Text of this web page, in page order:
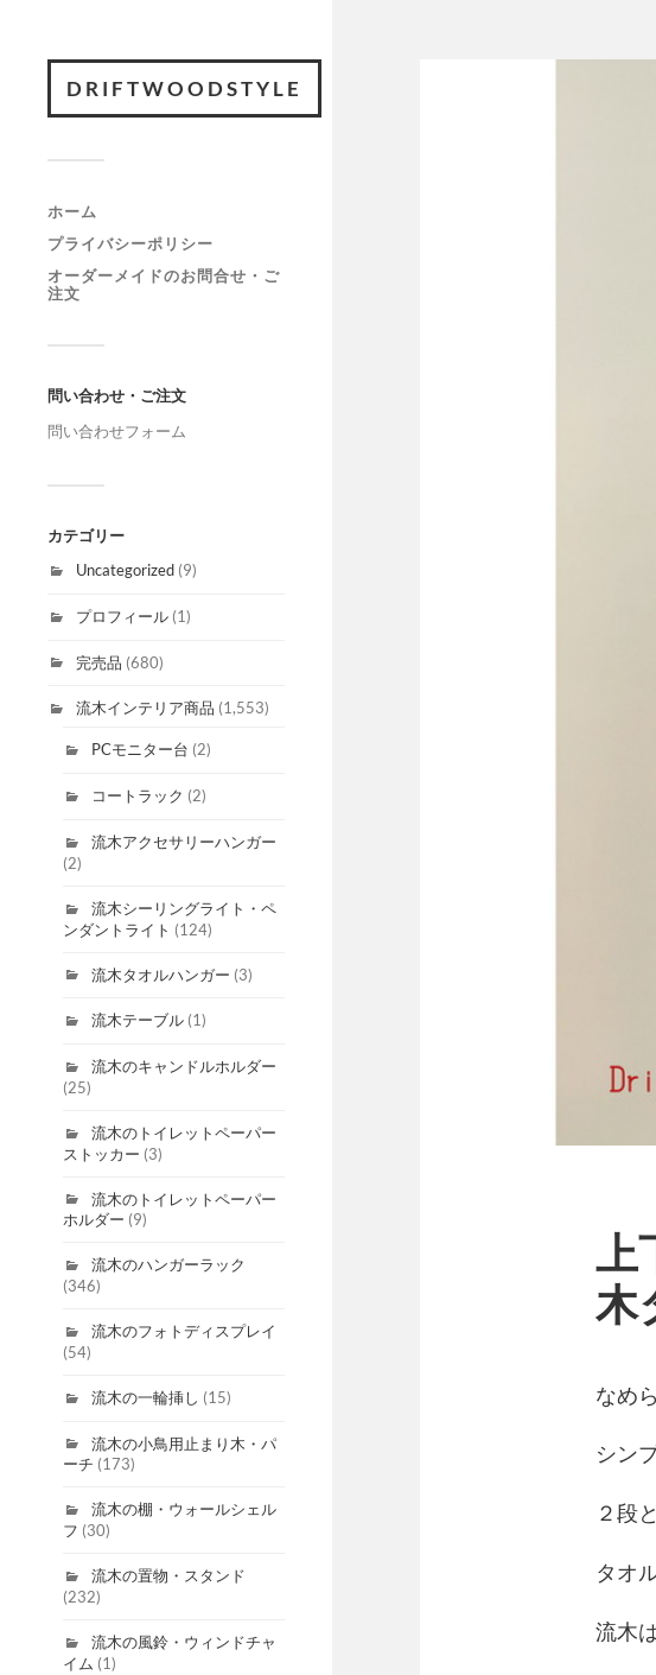
DRIFTWOODSTYLE
ホーム
プライバシーポリシー
オーダーメイドのお問合せ・ご
注文
問い合わせ・ご注文
問い合わせフォーム
カテゴリー
Uncategorized (9)
プロフィール (1)
完売品 (680)
流木インテリア商品 (1,553)
PCモニター台 (2)
コートラック (2)
流木アクセサリーハンガー
(2)
流木シーリングライト・ペ
ンダントライト (124)
流木タオルハンガー (3)
流木テーブル(1)
流木のキャンドルホルダー
(25)
流木のトイレットペーパー
ストッカー (3)
流木のトイレットペーパー
ホルダー (9)
流木のハンガーラック
(346)
流木のフォトディスプレイ
(54)
流木の一輪挿し (15)
流木の小鳥用止まり木・パ
ーチ (173)
流木の棚・ウォールシェル
フ (30)
流木の置物・スタンド
(232)
流木の風鈴・ウィンドチャ
イム (1)
上
木
なめ
シン
２段
タオ
流木